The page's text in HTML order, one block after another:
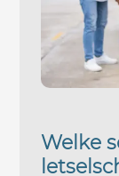
Welke